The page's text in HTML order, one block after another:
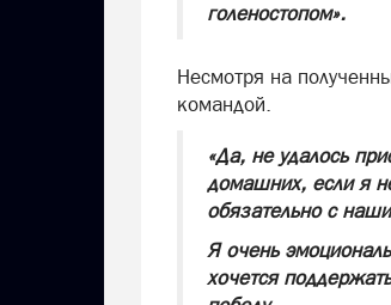
голеностопом».
Несмотря на
командой.
«Да, не удалось
домашних, если я
обязательно с
Я очень
хочется